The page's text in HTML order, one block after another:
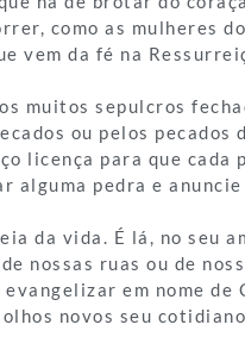
como as mulheres
vem da fé na
muitos sepulcros
ou pelos pecados
licença para que cada
alguma pedra e
da vida. É lá, no seu
nossas ruas ou de
em nome
novos seu